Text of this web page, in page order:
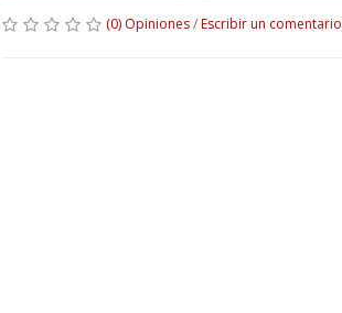
(0) Opiniones/ Escribir un comentario